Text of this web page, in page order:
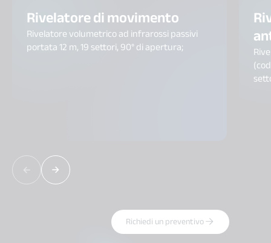
Rivelatore di movimento
Rivelatore volumetrico ad infrarossi passivi
portata 12 m, 19 settori, 90° di apertura;
Richiedi un preventivo